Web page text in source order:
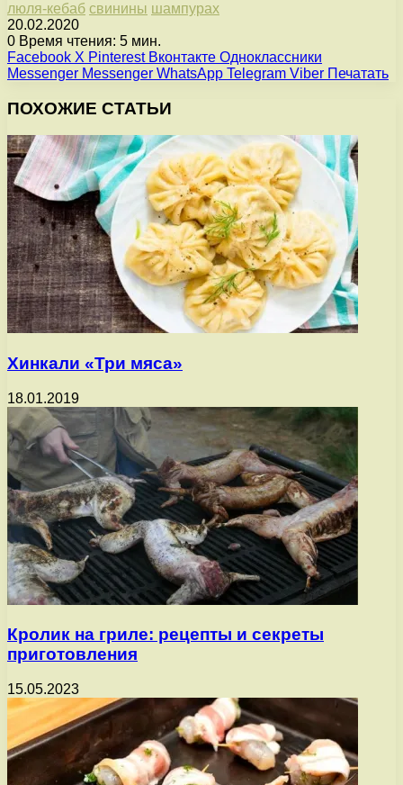
люля-кебаб свинины шампурах
20.02.2020
0 Время чтения: 5 мин.
Facebook X Pinterest Вконтакте Одноклассники
Messenger Messenger WhatsApp Telegram Viber Печатать
ПОХОЖИЕ СТАТЬИ
Хинкали «Три мяса»
18.01.2019
Кролик на гриле: рецепты и секреты
приготовления
15.05.2023